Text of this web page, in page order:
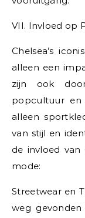
VII. Invloed op
Chelsea’s
alleen een
zijn ook
popcultuur en
alleen
van stijl en
de invloed van
mode:
Streetwear en
weg